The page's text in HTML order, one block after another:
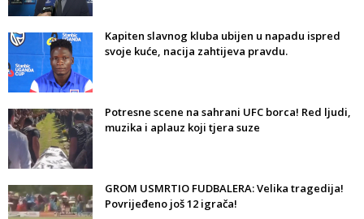
Kapiten slavnog kluba ubijen u napadu ispred
svoje kuće, nacija zahtijeva pravdu.
Potresne scene na sahrani UFC borca! Red ljudi,
muzika i aplauz koji tjera suze
GROM USMRTIO FUDBALERA: Velika tragedija!
Povrijeđeno još 12 igrača!